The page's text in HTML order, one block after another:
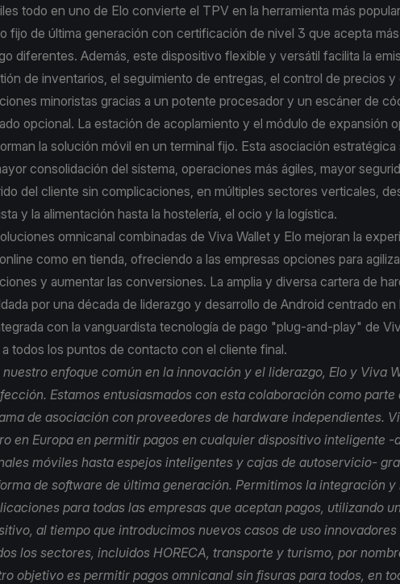
todo en uno de Elo convierte el TPV en la herramienta más
fijo de última generación con certificación de nivel 3 que acepta
diferentes. Además, este dispositivo flexible y versátil facilita la
de inventarios, el seguimiento de entregas, el control de precios y
minoristas gracias a un potente procesador y un escáner de
opcional. La estación de acoplamiento y el módulo de expansión
la solución móvil en un terminal fijo. Esta asociación
consolidación del sistema, operaciones más ágiles, mayor
del cliente sin complicaciones, en múltiples sectores verticales,
y la alimentación hasta la hostelería, el ocio y la logística.
omnicanal combinadas de Viva Wallet y Elo mejoran la
como en tienda, ofreciendo a las empresas opciones para
y aumentar las conversiones. La amplia y diversa cartera de
por una década de liderazgo y desarrollo de Android centrado en
con la vanguardista tecnología de pago "plug-and-play" de
a todos los puntos de contacto con el cliente final.
nuestro enfoque común en la innovación y el liderazgo, Elo y Viva
Estamos entusiasmados con esta colaboración como parte
de asociación con proveedores de hardware independientes.
en Europa en permitir pagos en cualquier dispositivo inteligente -
móviles hasta espejos inteligentes y cajas de autoservicio-
de software de última generación. Permitimos la integración y
para todas las empresas que aceptan pagos, utilizando
al tiempo que introducimos nuevos casos de uso
los sectores, incluidos HORECA, transporte y turismo, por
objetivo es permitir pagos omnicanal sin fisuras para todos, en